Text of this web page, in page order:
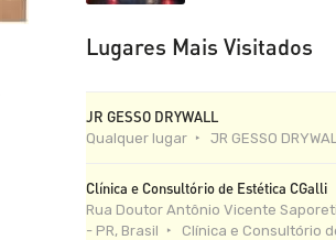
Lugares Mais Visitados
JR GESSO DRYWALL
Qualquer lugar JR GESSO
Clínica e Consultório de Estética CGalli
Rua Doutor Antônio Vicente
- PR, Brasil
Clínica e Consultório